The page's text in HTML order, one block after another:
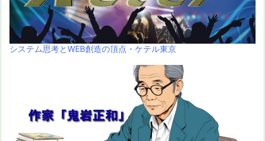
システム思考とWEB創造の頂点・ケテル東京